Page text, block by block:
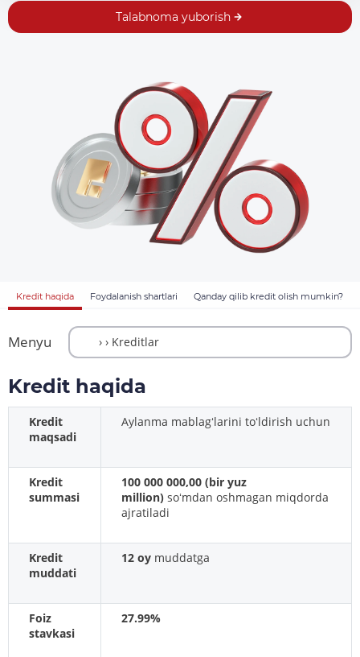
Talabnoma yuborish
Kredit haqida Foydalanish shartlari Qanday qilib kredit olish mumkin?
Menyu
Kredit haqida
Kredit
maqsadi
Aylanma mablagʻlarini toʻldirish uchun
Kredit
summasi
100 000 000,00 (bir yuz
million) soʻmdan oshmagan miqdorda
ajratiladi
Kredit
muddati
12 oy muddatga
Foiz
stavkasi
27.99%